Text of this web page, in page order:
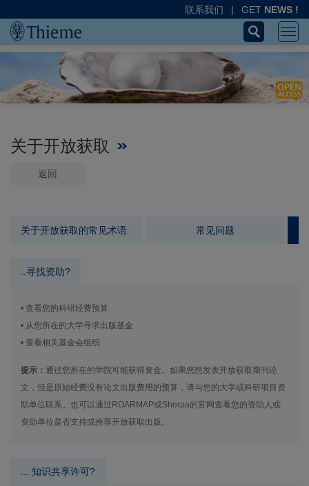
联系我们 | GET NEWS !
关于开放获取
返回
关于开放获取的常见术语 常见问题
..寻找资助?
• 查看您的科研经费预算
• 从您所在的大学寻求出版基金
• 查看相关基金会组织
提示： 通过您所在的学院可能获得资金。如果您想发表开放获取期刊论
文，但是原始经费没有论文出版费用的预算，请与您的大学或科研项目资
助单位联系。也可以通过ROARMAP或Sherpa的官网查看您的资助人或
资助单位是否支持或推荐开放获取出版。
... 知识共享许可?